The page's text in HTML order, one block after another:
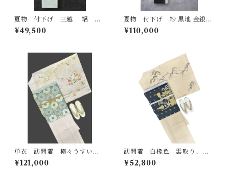
夏物 付下げ 三越 絽 う
すめの千草色の地 流水に花
筏 金彩 一つ紋（ぬい紋）
¥49,500
夏物 付下げ 紗 黒地 金銀彩
砂色系の疋田市松に雪輪など
裄丈 72㎝ K6549
¥110,000
単衣 訪問着 極々うすい水
柿色～うすい蜂蜜色のぼかし
地 小花と沙綾形の地紋 上
¥121,000
訪問着 白橡色 雲取り、波
文に松 裄丈 68㎝ K6416
¥52,800